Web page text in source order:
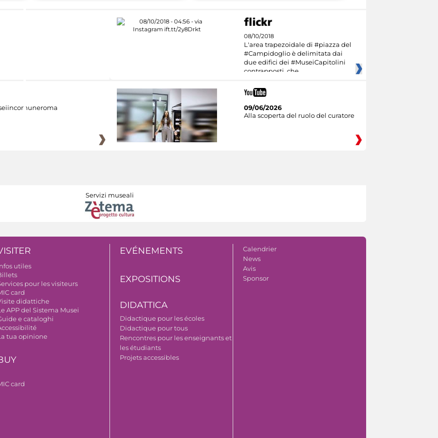
08/10/2018
L'area trapezoidale di #piazza del
#Campidoglio è delimitata dai
due edifici dei #MuseiCapitolini
contrapposti, che
09/06/2026
Alla scoperta del ruolo del curatore
Servizi museali
utiles
pour les visiteurs
card
didattiche
APP del Sistema Musei
e cataloghi
tua opinione
card
EVÉNEMENTS
EXPOSITIONS
DIDATTICA
Didactique pour les écoles
Didactique pour tous
Rencontres pour les enseignants et
les étudiants
Projets accessibles
Calendrier
News
Avis
Sponsor